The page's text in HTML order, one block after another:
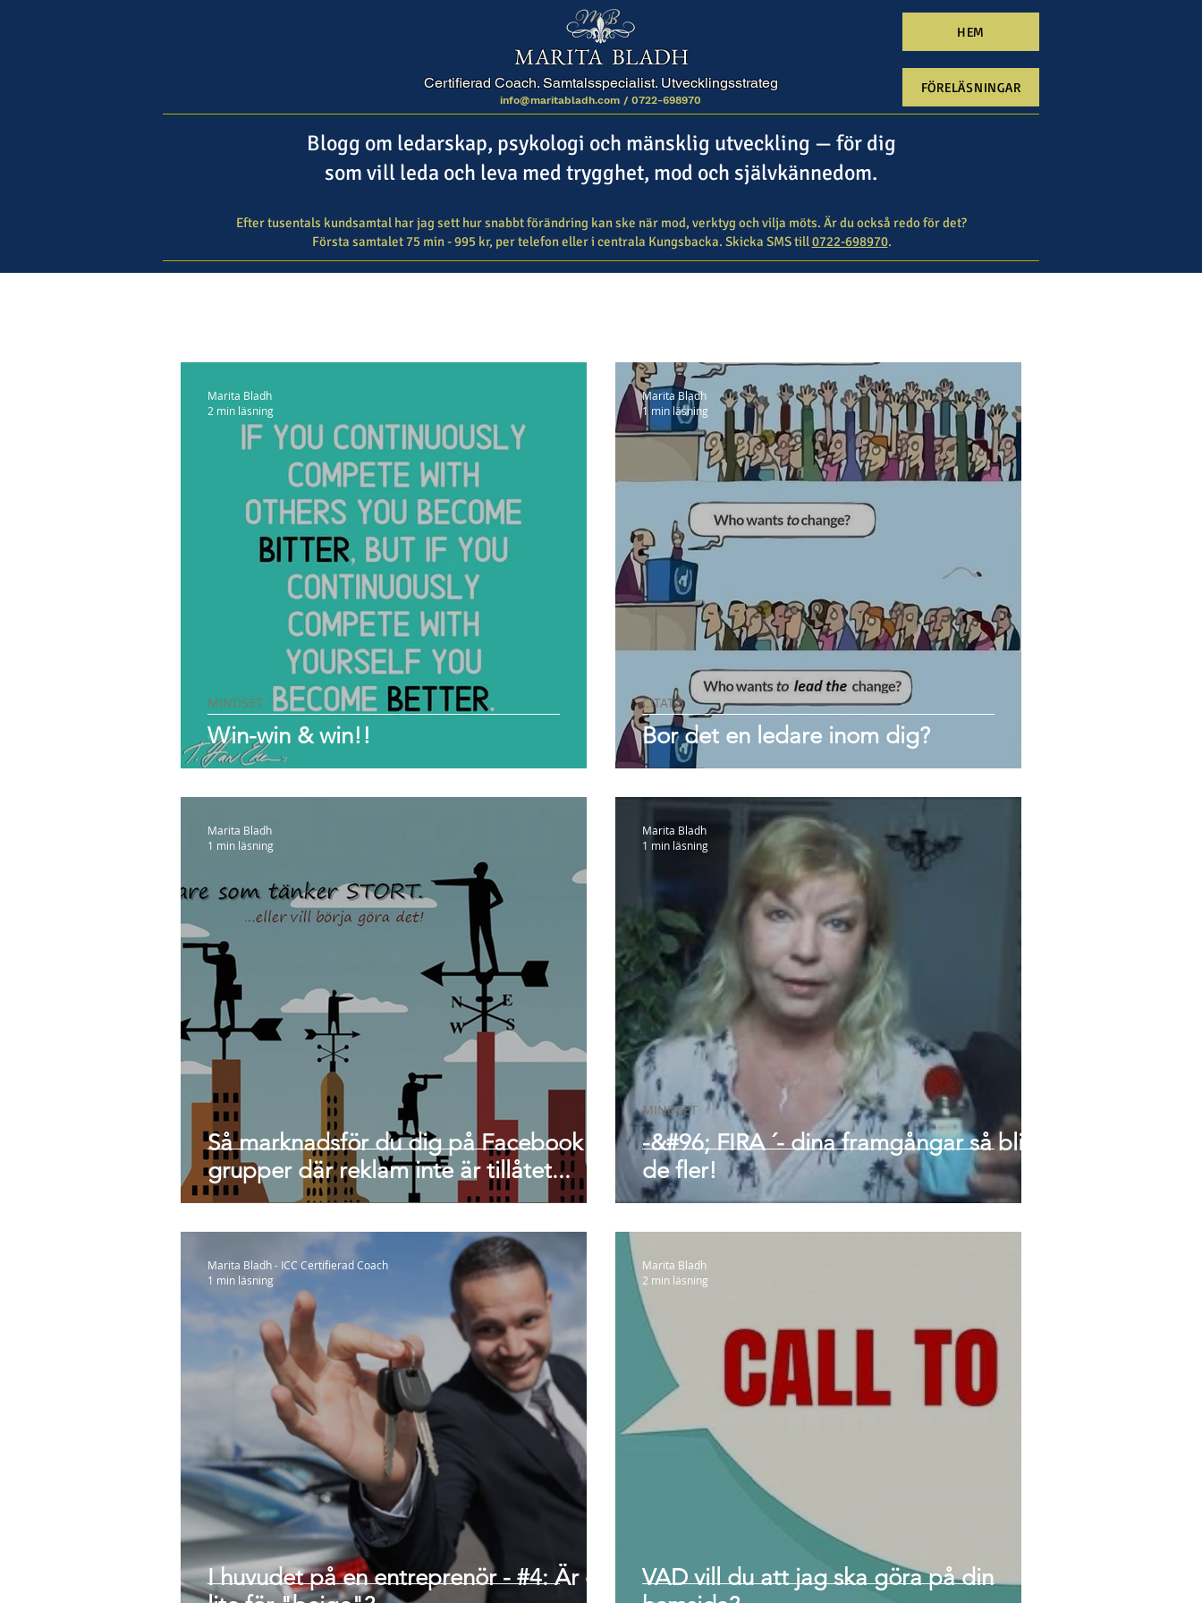
MARITA BLADH
Certifierad Coach. Samtalsspecialist. Utvecklingsstrateg
info@maritabladh.com / 0722-698970
HEM
FÖRELÄSNINGAR
Blogg om ledarskap, psykologi och mänsklig utveckling — för dig
som vill leda och leva med trygghet, mod och självkännedom.
Efter tusentals kundsamtal har jag sett hur snabbt förändring kan ske när mod, verktyg och vilja möts. Är du också redo för det?
Första samtalet 75 min - 995 kr, per telefon eller i centrala Kungsbacka. Skicka SMS till0722-698970.
Win-win & win!!
MINDSET
Marita Bladh
2 min läsning
Bor det en ledare inom dig?
CITAT
Marita Bladh
1 min läsning
Så marknadsför du dig på Facebook - i
grupper där reklam inte är tillåtet...
Marita Bladh
1 min läsning
-&#96; FIRA ´- dina framgångar så blir
de fler!
MINDSET
Marita Bladh
1 min läsning
I huvudet på en entreprenör - #4: Är du
Marita Bladh - ICC Certifierad Coach
1 min läsning
VAD vill du att jag ska göra på din
Marita Bladh
2 min läsning